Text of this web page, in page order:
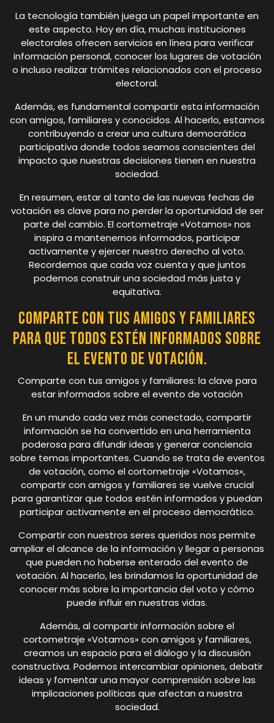
La tecnología también juega un papel importante en
este aspecto. Hoy en día, muchas instituciones
electorales ofrecen servicios en línea para verificar
información personal, conocer los lugares de votación
o incluso realizar trámites relacionados con el proceso
electoral.
Además, es fundamental compartir esta información
con amigos, familiares y conocidos. Al hacerlo, estamos
contribuyendo a crear una cultura democrática
participativa donde todos seamos conscientes del
impacto que nuestras decisiones tienen en nuestra
sociedad.
En resumen, estar al tanto de las nuevas fechas de
votación es clave para no perder la oportunidad de ser
parte del cambio. El cortometraje «Votamos» nos
inspira a mantenernos informados, participar
activamente y ejercer nuestro derecho al voto.
Recordemos que cada voz cuenta y que juntos
podemos construir una sociedad más justa y
equitativa.
Comparte con tus amigos y familiares
para que todos estén informados sobre
el evento de votación.
Comparte con tus amigos y familiares: la clave para
estar informados sobre el evento de votación
En un mundo cada vez más conectado, compartir
información se ha convertido en una herramienta
poderosa para difundir ideas y generar conciencia
sobre temas importantes. Cuando se trata de eventos
de votación, como el cortometraje «Votamos»,
compartir con amigos y familiares se vuelve crucial
para garantizar que todos estén informados y puedan
participar activamente en el proceso democrático.
Compartir con nuestros seres queridos nos permite
ampliar el alcance de la información y llegar a personas
que pueden no haberse enterado del evento de
votación. Al hacerlo, les brindamos la oportunidad de
conocer más sobre la importancia del voto y cómo
puede influir en nuestras vidas.
Además, al compartir información sobre el
cortometraje «Votamos» con amigos y familiares,
creamos un espacio para el diálogo y la discusión
constructiva. Podemos intercambiar opiniones, debatir
ideas y fomentar una mayor comprensión sobre las
implicaciones políticas que afectan a nuestra
sociedad.